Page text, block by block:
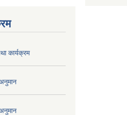
कार्यक्रम